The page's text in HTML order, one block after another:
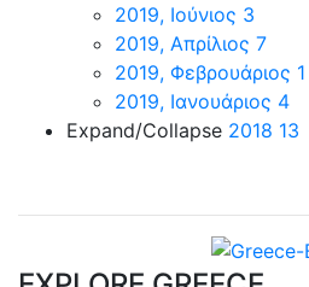
2019, Ιούνιος 3
2019, Απρίλιος 7
2019, Φεβρουάριος 1
2019, Ιανουάριος 4
Expand/Collapse 2018 13